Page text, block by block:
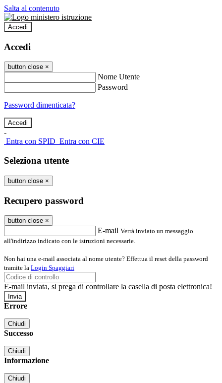
Salta al contenuto
Accedi
Accedi
button close ×
Nome Utente
Password
Password dimenticata?
-
Entra con SPID Entra con CIE
Seleziona utente
button close ×
Recupero password
button close ×
E-mail Verrà inviato un messaggio
all'indirizzo indicato con le istruzioni necessarie.
Non hai una e-mail associata al nome utente? Effettua il reset della password
tramite la Login Spaggiari
E-mail inviata, si prega di controllare la casella di posta elettronica!
Errore
Chiudi
Successo
Chiudi
Informazione
Chiudi